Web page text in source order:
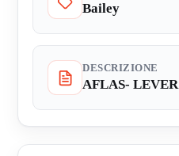
Bailey
DESCRIZIONE
AFLAS- LEVER